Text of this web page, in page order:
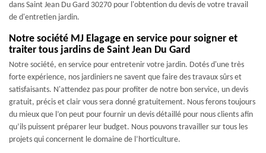
dans Saint Jean Du Gard 30270 pour l'obtention du devis de votre travail
de d'entretien jardin.
Notre société MJ Elagage en service pour soigner et
traiter tous jardins de Saint Jean Du Gard
Notre société, en service pour entretenir votre jardin. Dotés d'une très
forte expérience, nos jardiniers ne savent que faire des travaux sûrs et
satisfaisants. N'attendez pas pour profiter de notre bon service, un devis
gratuit, précis et clair vous sera donné gratuitement. Nous ferons toujours
du mieux que l’on peut pour fournir un devis détaillé pour nous clients afin
qu’ils puissent préparer leur budget. Nous pouvons travailler sur tous les
projets qui concernent le domaine de l’horticulture.